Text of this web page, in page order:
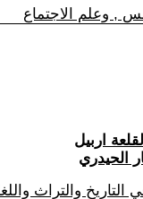
, وعلم الاجتماع
الحيدري
والتراث